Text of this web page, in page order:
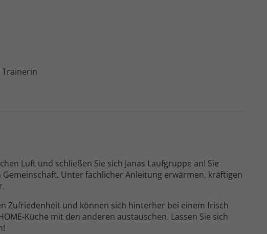
Trainerin
Luft und schließen Sie sich Janas Lauf­gruppe an! Sie
Unter fachlicher Anleitung erwärmen, kräftigen
Zufrieden­heit und können sich hinterher bei einem frisch
Küche mit den anderen austauschen. Lassen Sie sich